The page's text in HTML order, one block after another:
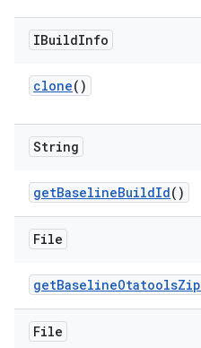
IBuildInfo
clone()
String
getBaselineBuildId()
File
getBaselineOtatoolsZip
File